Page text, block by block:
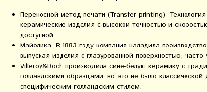
Переносной метод печати (Transfer printing).
керамические изделия с высокой точностью и
доступной.
Майолика. В 1883 году компания наладила
выпуская изделия с глазурованной поверхностью,
Villeroy&Boch производила сине-белую керамику с
голландскими образцами, но это не было
специфическим голландским стилем.